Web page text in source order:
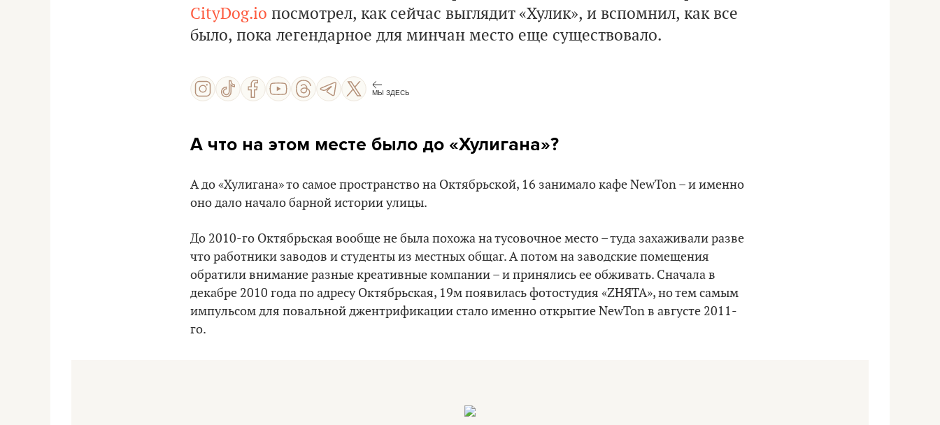
CityDog.io посмотрел, как сейчас выглядит «Хулик», и вспомнил, как все
было, пока легендарное для минчан место еще существовало.
МЫ ЗДЕСЬ
А что на этом месте было до «‎Хулигана»?
А до «‎Хулигана» то самое пространство на Октябрьской, 16 занимало кафе NewTon – и именно
оно дало начало барной истории улицы.
До 2010-го Октябрьская вообще не была похожа на тусовочное место – туда захаживали разве
что работники заводов и студенты из местных общаг. А потом на заводские помещения
обратили внимание разные креативные компании – и принялись ее обживать. Сначала в
декабре 2010 года по адресу Октябрьская, 19м появилась фотостудия «ZНЯТА», но тем самым
импульсом для повальной джентрификации стало именно открытие NewTon в августе 2011-
го.